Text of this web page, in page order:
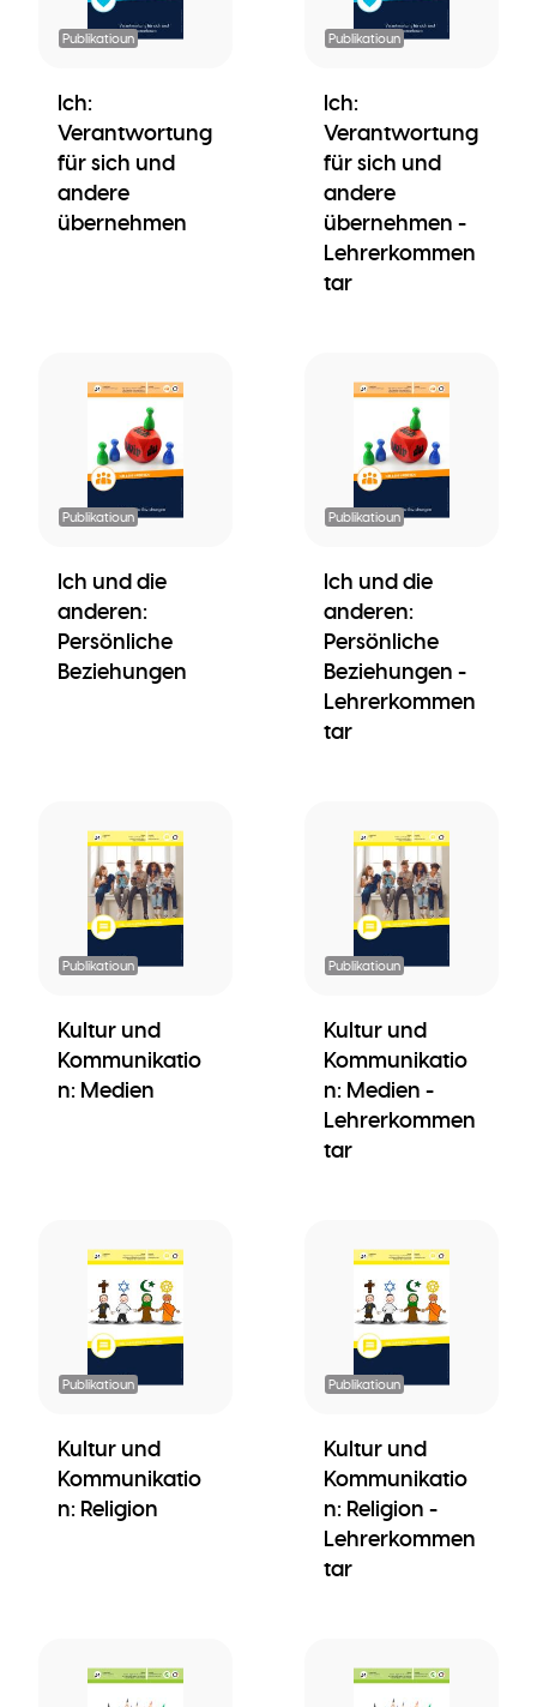
Publikatioun
Ich:
Verantwortung
für sich und
andere
übernehmen
Publikatioun
Ich:
Verantwortung
für sich und
andere
übernehmen -
Lehrerkommen
tar
Publikatioun
Ich und die
anderen:
Persönliche
Beziehungen
Publikatioun
Ich und die
anderen:
Persönliche
Beziehungen -
Lehrerkommen
tar
Publikatioun
Kultur und
Kommunikatio
n: Medien
Publikatioun
Kultur und
Kommunikatio
n: Medien -
Lehrerkommen
tar
Publikatioun
Kultur und
Kommunikatio
n: Religion
Publikatioun
Kultur und
Kommunikatio
n: Religion -
Lehrerkommen
tar